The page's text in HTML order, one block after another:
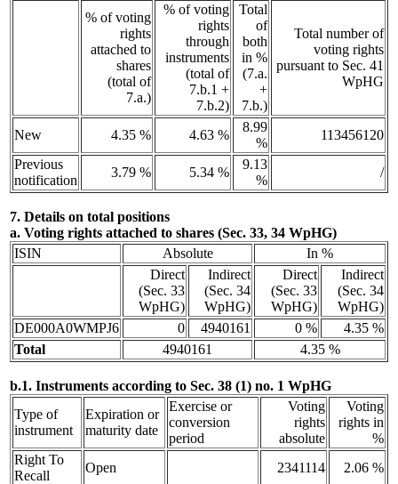
% of voting
rights
attached to
shares
(total of
7.a.)
% of voting
rights
through
instruments
(total of
7.b.1 +
7.b.2)
Total
of
both
in %
(7.a.
+
7.b.)
Total number of
voting rights
pursuant to Sec. 41
WpHG
New 4.35 % 4.63 %
8.99
%
113456120
Previous
notification
3.79 % 5.34 %
9.13
%
/
7. Details on total positions
a. Voting rights attached to shares (Sec. 33, 34 WpHG)
ISIN
Absolute
In %
Direct
(Sec. 33
WpHG)
Indirect
(Sec. 34
WpHG)
Direct
(Sec. 33
WpHG)
Indirect
(Sec. 34
WpHG)
DE000A0WMPJ6
0 4940161 0 %
4.35 %
Total
4940161 4.35 %
b.1. Instruments according to Sec. 38 (1) no. 1 WpHG
Type of
instrument
Expiration or
maturity date
Exercise or
conversion
period
Voting
rights
absolute
Voting
rights in
%
Right To
Recall
Open 2341114
2.06 %